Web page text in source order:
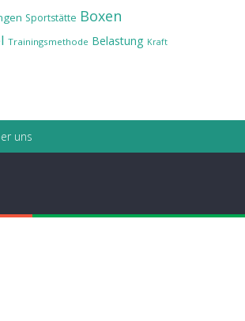
Sportstätte Boxen
Trainingsmethode Belastung Kraft
uns